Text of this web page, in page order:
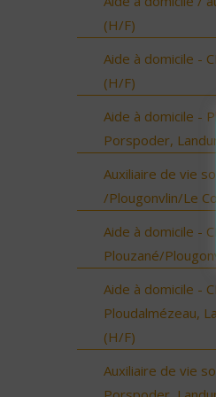
(H/F)
Aide à domicile -
(H/F)
Aide à domicile -
Porspoder,
Auxiliaire de vie
/Plougonvlin/Le
Aide à domicile -
Plouzané/
Aide à domicile -
Ploudalmézeau,
(H/F)
Auxiliaire de vie